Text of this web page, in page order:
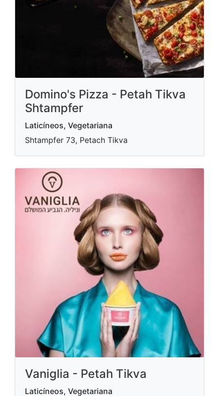
Domino's Pizza - Petah Tikva
Shtampfer
Laticíneos, Vegetariana
Shtampfer 73, Petach Tikva
Vaniglia - Petah Tikva
Laticíneos, Vegetariana